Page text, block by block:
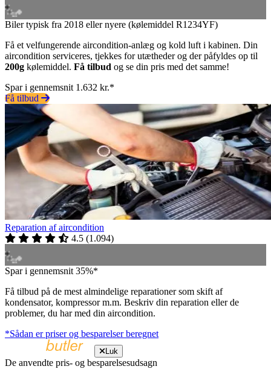
Biler typisk fra 2018 eller nyere (kølemiddel R1234YF)
Få et velfungerende aircondition-anlæg og kold luft i kabinen. Din
aircondition serviceres, tjekkes for utætheder og der påfyldes op til
200g kølemiddel. Få tilbud og se din pris med det samme!
Spar i gennemsnit 1.632 kr.*
Få tilbud
Reparation af aircondition
4.5 (1.094)
Spar i gennemsnit 35%*
Få tilbud på de mest almindelige reparationer som skift af
kondensator, kompressor m.m. Beskriv din reparation eller de
problemer, du har med din aircondition.
*Sådan er priser og besparelser beregnet
Luk
De anvendte pris- og besparelsesudsagn